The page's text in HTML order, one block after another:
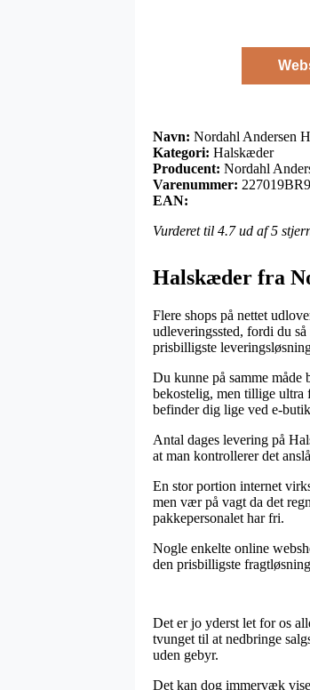
Navn: Nordahl Andersen
Kategori: Halskæder
Producent: Nordahl
Varenummer: 227019BR9
EAN:
Vurderet til 4.7ud af 5
Halskæder fra
Flere shops på nettet
udleveringssted, fordi du
prisbilligste
Du kunne på samme
bekostelig, men tillige ultra
befinder dig lige ved e-
Antal dages levering på
at man kontrollerer det
En stor portion internet
men vær på vagt da det
pakkepersonalet har fri.
Nogle enkelte online
den prisbilligste
Det er jo yderst let for os
tvunget til at nedbringe
uden gebyr.
Det kan dog immervæk